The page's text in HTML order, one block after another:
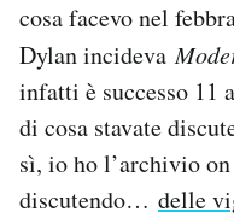
cosa facevo nel
Dylan incideva
infatti è successo 11
di cosa stavate
sì, io ho l’archivio
discutendo… delle